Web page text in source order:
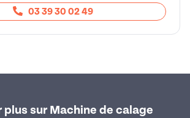
03 39 30 02 49
plus sur Machine de calage